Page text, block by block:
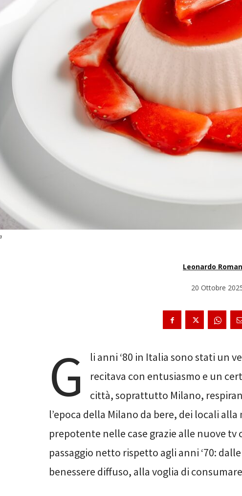
Leonardo
20 Ottobre
G
li anni ‘80 in Italia sono stati un
recitava con entusiasmo e un
città, soprattutto Milano,
l’epoca della Milano da bere, dei locali
prepotente nelle case grazie alle nuove tv
passaggio netto rispetto agli anni ‘70:
benessere diffuso, alla voglia di